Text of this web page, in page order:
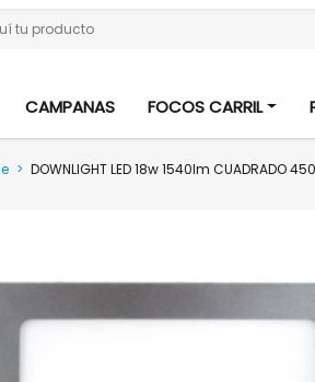
tu producto
CAMPANAS FOCOS CARRIL
> DOWNLIGHT LED 18w 1540lm CUADRADO